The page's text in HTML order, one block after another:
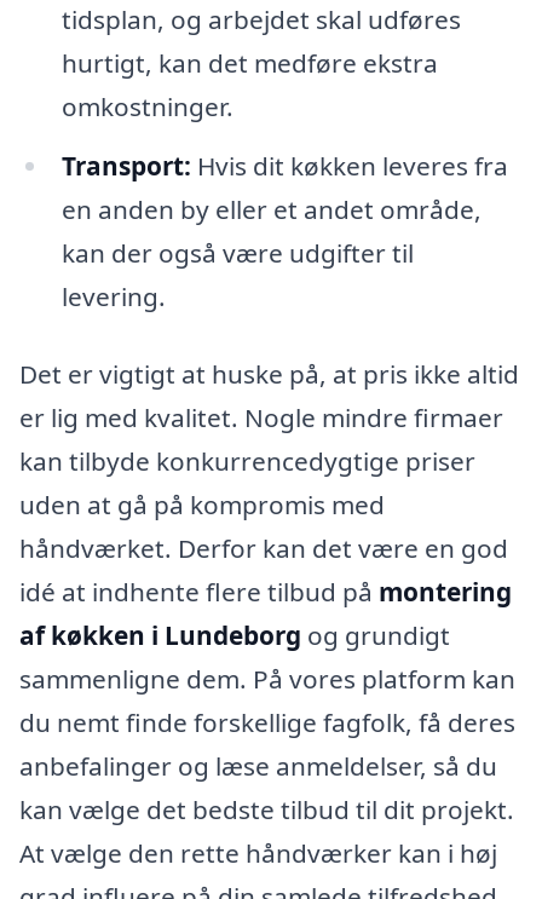
tidsplan, og arbejdet skal udføres
hurtigt, kan det medføre ekstra
omkostninger.
Transport: Hvis dit køkken leveres fra
en anden by eller et andet område,
kan der også være udgifter til
levering.
Det er vigtigt at huske på, at pris ikke altid
er lig med kvalitet. Nogle mindre firmaer
kan tilbyde konkurrencedygtige priser
uden at gå på kompromis med
håndværket. Derfor kan det være en god
idé at indhente flere tilbud på montering
af køkken i Lundeborg og grundigt
sammenligne dem. På vores platform kan
du nemt finde forskellige fagfolk, få deres
anbefalinger og læse anmeldelser, så du
kan vælge det bedste tilbud til dit projekt.
At vælge den rette håndværker kan i høj